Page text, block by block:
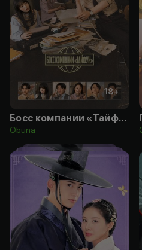
18+
Босс компании «Тайфун»
Obuna